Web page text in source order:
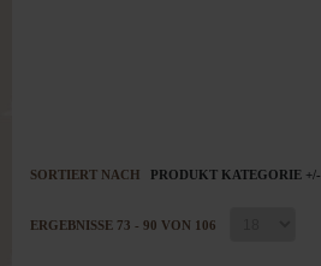
SORTIERT NACH PRODUKT KATEGORIE +/-
ERGEBNISSE 73 - 90 VON 106